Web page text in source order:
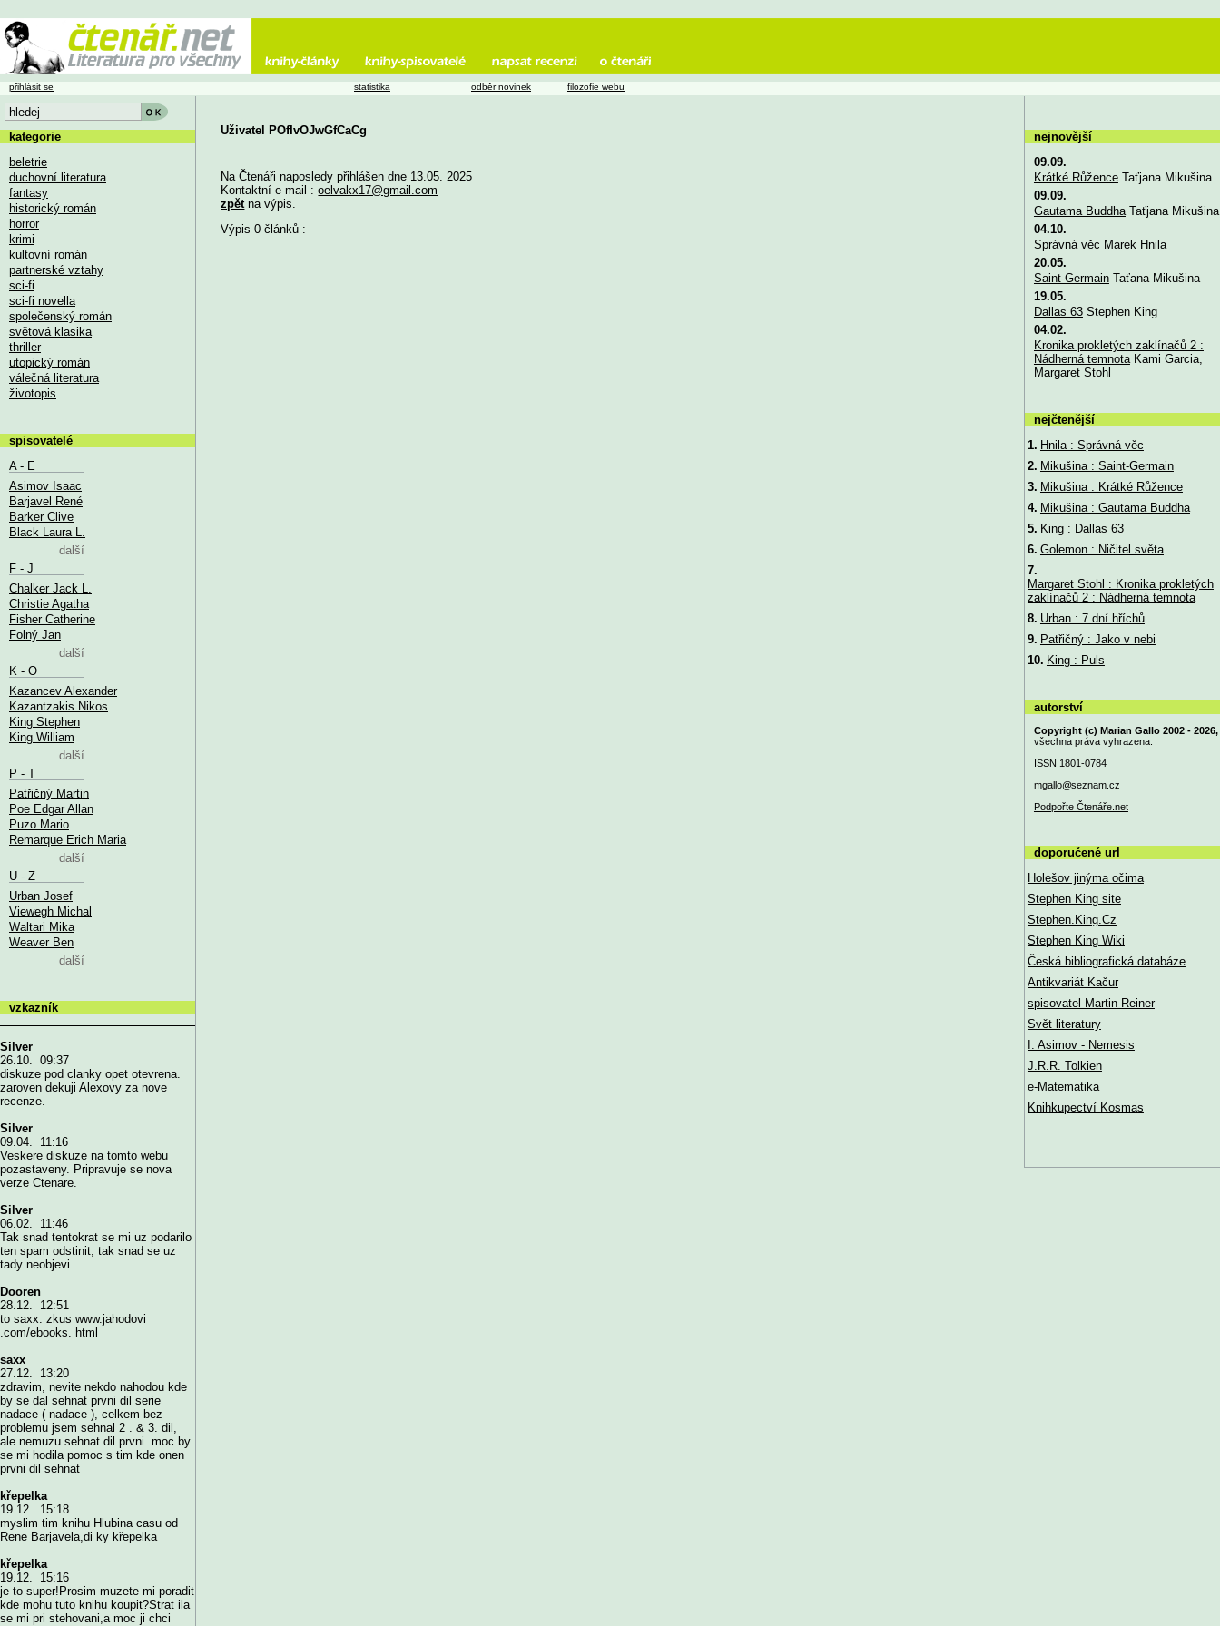
Uživatel POfIvOJwGfCaCg
Na Čtenáři naposledy přihlášen dne 13.05. 2025
Kontaktní e-mail :oelvakx17@gmail.com
zpět na výpis.
Výpis 0 článků :
přihlásit se statistika odběr novinek filozofie webu
kategorie
beletrie
duchovní literatura
fantasy
historický román
horror
krimi
kultovní román
partnerské vztahy
sci-fi
sci-fi novella
společenský román
světová klasika
thriller
utopický román
válečná literatura
životopis
spisovatelé
A - E
Asimov Isaac
Barjavel René
Barker Clive
Black Laura L.
další
F - J
Chalker Jack L.
Christie Agatha
Fisher Catherine
Folný Jan
další
K - O
Kazancev Alexander
Kazantzakis Nikos
King Stephen
King William
další
P - T
Patřičný Martin
Poe Edgar Allan
Puzo Mario
Remarque Erich Maria
další
U - Z
Urban Josef
Viewegh Michal
Waltari Mika
Weaver Ben
další
vzkazník
Silver
26.10. 09:37
diskuze pod clanky opet otevrena.
zaroven dekuji Alexovy za nove
recenze.
Silver
09.04. 11:16
Veskere diskuze na tomto webu
pozastaveny. Pripravuje se nova
verze Ctenare.
Silver
06.02. 11:46
Tak snad tentokrat se mi uz podarilo
ten spam odstinit, tak snad se uz
tady neobjevi
Dooren
28.12. 12:51
to saxx: zkus www.jahodovi
.com/ebooks. html
saxx
27.12. 13:20
zdravim, nevite nekdo nahodou kde
by se dal sehnat prvni dil serie
nadace ( nadace ), celkem bez
problemu jsem sehnal 2 . & 3. dil,
ale nemuzu sehnat dil prvni. moc by
se mi hodila pomoc s tim kde onen
prvni dil sehnat
křepelka
19.12. 15:18
myslim tim knihu Hlubina casu od
Rene Barjavela,di ky křepelka
křepelka
19.12. 15:16
je to super!Prosim muzete mi poradit
kde mohu tuto knihu koupit?Strat ila
se mi pri stehovani,a moc ji chci
nejnovější
09.09.
Krátké RůženceTaťjana Mikušina
09.09.
Gautama BuddhaTaťjana Mikušina
04.10.
Správná věc Marek Hnila
20.05.
Saint-GermainTaťana Mikušina
19.05.
Dallas 63Stephen King
04.02.
Kronika prokletých zaklínačů 2 :
Nádherná temnotaKami Garcia,
Margaret Stohl
nejčtenější
1. Hnila : Správná věc
2. Mikušina : Saint-Germain
3. Mikušina : Krátké Růžence
4. Mikušina : Gautama Buddha
5. King : Dallas 63
6. Golemon : Ničitel světa
7.
Margaret Stohl : Kronika prokletých
zaklínačů 2 : Nádherná temnota
8. Urban : 7 dní hříchů
9. Patřičný : Jako v nebi
10. King : Puls
autorství
Copyright (c) Marian Gallo 2002 - 2026,
všechna práva vyhrazena.
ISSN 1801-0784
mgallo@seznam.cz
Podpořte Čtenáře.net
doporučené url
Holešov jinýma očima
Stephen King site
Stephen.King.Cz
Stephen King Wiki
Česká bibliografická databáze
Antikvariát Kačur
spisovatel Martin Reiner
Svět literatury
I. Asimov - Nemesis
J.R.R. Tolkien
e-Matematika
Knihkupectví Kosmas